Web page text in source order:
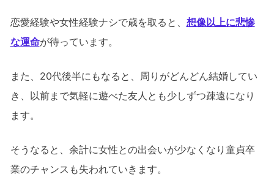
恋愛経験や女性経験ナシで歳を取ると、 想像以上に悲惨
な運命が待っています。
また、20代後半にもなると、周りがどんどん結婚してい
き、以前まで気軽に遊べた友人とも少しずつ疎遠になり
ます。
そうなると、余計に女性との出会いが少なくなり童貞卒
業のチャンスも失われていきます。